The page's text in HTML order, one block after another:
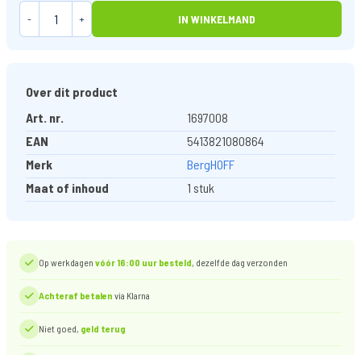
-
+ IN WINKELMAND
Over dit product
Art. nr.
1697008
EAN
5413821080864
Merk
BergHOFF
Maat of inhoud
1 stuk
Op werkdagen vóór 16:00 uur besteld, dezelfde dag verzonden
Achteraf betalen via Klarna
Niet goed, geld terug